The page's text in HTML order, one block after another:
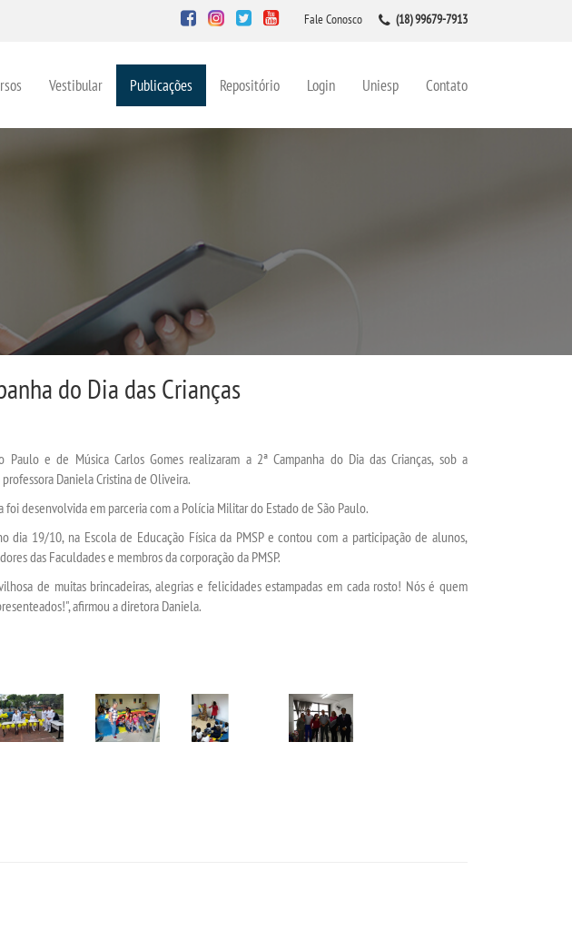
Fale Conosco (18) 99679-7913
Vestibular Publicações Repositório Login Uniesp Contato
do Dia das Crianças
Paulo e de Música Carlos Gomes realizaram a 2ª Campanha do Dia das Crianças, sob a
Daniela Cristina de Oliveira.
foi desenvolvida em parceria com a Polícia Militar do Estado de São Paulo.
dia 19/10, na Escola de Educação Física da PMSP e contou com a participação de alunos,
das Faculdades e membros da corporação da PMSP.
de muitas brincadeiras, alegrias e felicidades estampadas em cada rosto! Nós é quem
afirmou a diretora Daniela.